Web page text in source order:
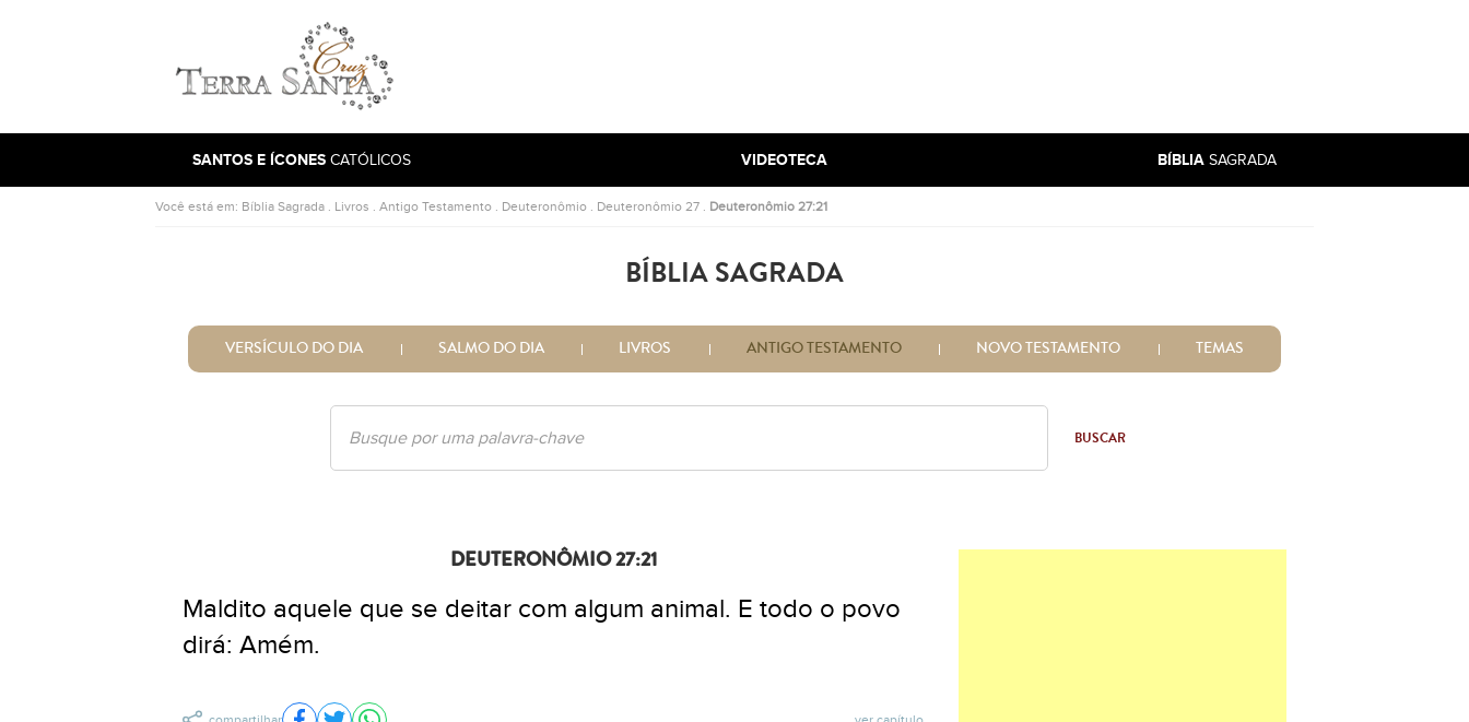
Ir para a página inicial
SANTOS E ÍCONES CATÓLICOS VIDEOTECA BÍBLIA SAGRADA
Você está em: Bíblia Sagrada . Livros . Antigo Testamento . Deuteronômio . Deuteronômio 27 . Deuteronômio 27:21
BÍBLIA SAGRADA
VERSÍCULO DO DIA SALMO DO DIA LIVROS ANTIGO TESTAMENTO NOVO TESTAMENTO TEMAS
BUSCAR
DEUTERONÔMIO 27:21
Maldito aquele que se deitar com algum animal. E todo o povo
dirá: Amém.